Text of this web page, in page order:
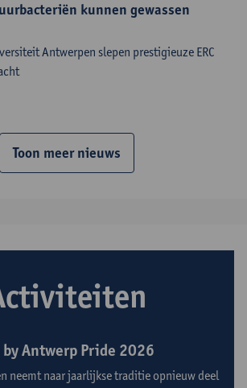
kunnen gewassen
Antwerpen slepen prestigieuze ERC
Toon meer nieuws
Antwerp Pride 2026
neemt naar jaarlijkse traditie opnieuw deel